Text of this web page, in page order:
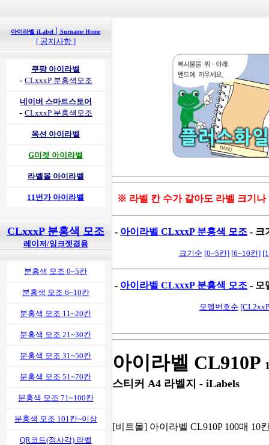
아이라벨 iLabel | Surname Home
[ 공지사항 ]
쿠팡 아이라벨
- CLxxxP 분홍색모조
네이버 스마트스토어
- CLxxxP 분홍색모조
옥션 아이라벨
G마켓 아이라벨
라벨몰 아이라벨
11번가 아이라벨
CLxxxP 분홍색 모조
레이저/잉크젯겸용
분홍색 모조 0~5칸
분홍색 모조 6~10칸
분홍색 모조 11~20칸
분홍색 모조 21~30칸
분홍색 모조 31~50칸
분홍색 모조 51~70칸
분홍색 모조 71~100칸
분홍색 모조 101칸~이상
QR코드(정사각) 라벨
※ 라벨 칸 수가 같아도 라벨 크기나
- 아이라벨 CLxxxP 분홍색 모조 - 크
크기순 [0~5칸] [6~10칸]
- 아이라벨 CLxxxP 분홍색 모조 - 모
모델번호순
아이라벨 CL910P
스티커 A4 라벨지 - iLabels
[비트몰] 아이라벨 CL910P 100매 10